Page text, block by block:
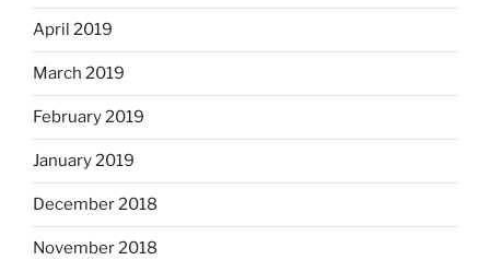
April 2019
March 2019
February 2019
January 2019
December 2018
November 2018